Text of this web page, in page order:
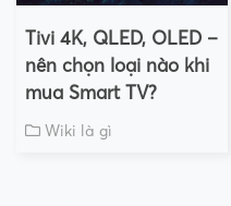
Tivi 4K, QLED, OLED –
nên chọn loại nào khi
mua Smart TV?
Wiki là gì